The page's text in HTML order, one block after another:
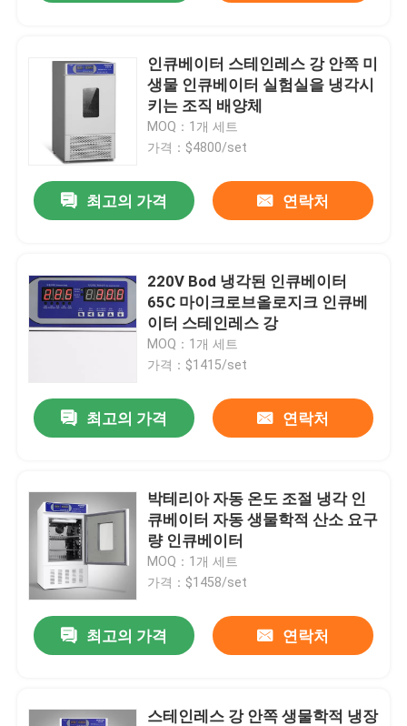
뉴스
모든 케이스
시험소 드라이어 오븐
산업용 건조 오븐
온도 습도 챔버
내후성 챔버
층 흐름 내각
인큐베이터 스테인레스 강 안쪽 미
생물 인큐베이터 실험실을 냉각시
키는 조직 배양체
MOQ：1개 세트
가격：$4800/set
최고의 가격 연락처
220V Bod 냉각된 인큐베이터
65C 마이크로브올로지크 인큐베
이터 스테인레스 강
MOQ：1개 세트
가격：$1415/set
최고의 가격 연락처
박테리아 자동 온도 조절 냉각 인
큐베이터 자동 생물학적 산소 요구
량 인큐베이터
MOQ：1개 세트
가격：$1458/set
최고의 가격 연락처
스테인레스 강 안쪽 생물학적 냉장